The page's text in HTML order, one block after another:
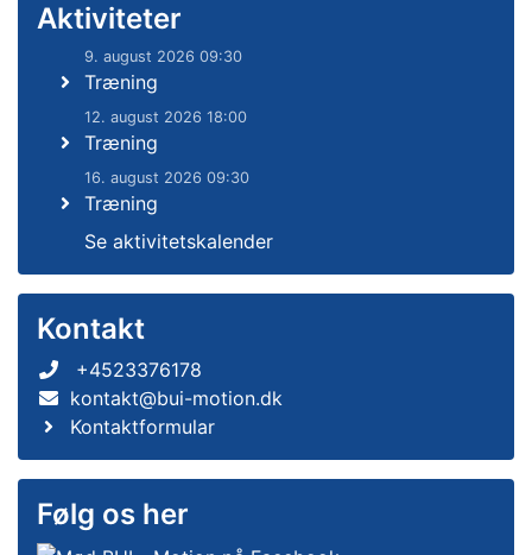
Aktiviteter
9. august 2026 09:30
Træning
12. august 2026 18:00
Træning
16. august 2026 09:30
Træning
Se aktivitetskalender
Kontakt
+4523376178
kontakt@bui-motion.dk
Kontaktformular
Følg os her